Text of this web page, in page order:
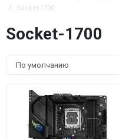
Socket-1700
Socket-1700